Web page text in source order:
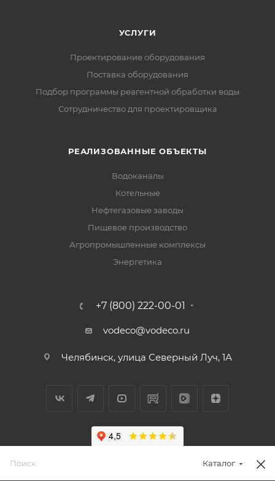
УСЛУГИ
Проектирование оборудования
Поставка оборудования
Подбор программы реагентной обработки воды
Сотрудничество для проектировщика
РЕАЛИЗОВАННЫЕ ОБЪЕКТЫ
Водоканалы
Котельные
Нефтегазовые заводы
Пищевое производство
Агропромышленные комплексы
Энергетика
+7 (800) 222-00-01
vodeco@vodeco.ru
Челябинск, улица Северный Луч, 1А
Каталог